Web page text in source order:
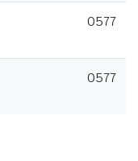
0577
0577